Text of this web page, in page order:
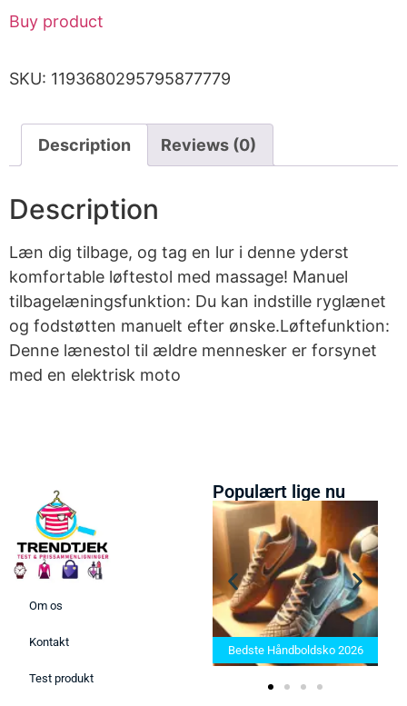
Buy product
SKU: 1193680295795877779
Description Reviews (0)
Description
Læn dig tilbage, og tag en lur i denne yderst
komfortable løftestol med massage! Manuel
tilbagelæningsfunktion: Du kan indstille ryglænet
og fodstøtten manuelt efter ønske.Løftefunktion:
Denne lænestol til ældre mennesker er forsynet
med en elektrisk moto
Om os
Kontakt
Test produkt
Populært lige nu
Bedste Saunatæppe 2025 –
Find de bedste produkter her!
Bedste Håndboldsko 2026